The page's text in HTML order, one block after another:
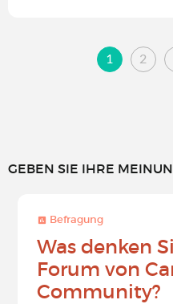
1 2
GEBEN SIE IHRE
Befragung
Was denken
Forum von
Community?